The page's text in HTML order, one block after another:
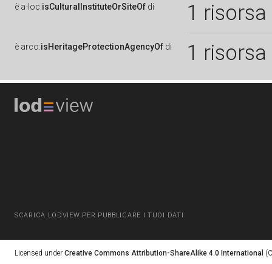
è a-loc:isCulturalInstituteOrSiteOf di 1 risorsa
è arco:isHeritageProtectionAgencyOf di 1 risorsa
SCARICA LODVIEW PER PUBBLICARE I TUOI DATI
Licensed under Creative Commons Attribution-ShareAlike 4.0 International